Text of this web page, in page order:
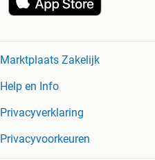
Marktplaats Zakelijk
Help en Info
Privacyverklaring
Privacyvoorkeuren